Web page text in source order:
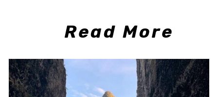
Read More